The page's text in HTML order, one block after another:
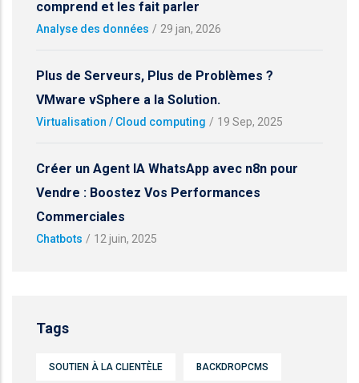
comprend et les fait parler
Analyse des données / 29 jan, 2026
Plus de Serveurs, Plus de Problèmes ?
VMware vSphere a la Solution.
Virtualisation / Cloud computing / 19 Sep, 2025
Créer un Agent IA WhatsApp avec n8n pour
Vendre : Boostez Vos Performances
Commerciales
Chatbots / 12 juin, 2025
Tags
SOUTIEN À LA CLIENTÈLE BACKDROPCMS